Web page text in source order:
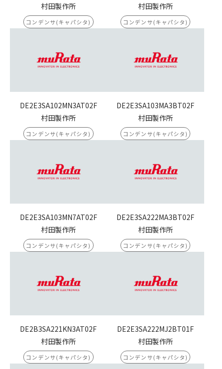
村田製作所
コンデンサ(キャパシタ)
村田製作所
コンデンサ(キャパシタ)
DE2E3SA102MN3AT02F
村田製作所
コンデンサ(キャパシタ)
DE2E3SA103MA3BT02F
村田製作所
コンデンサ(キャパシタ)
DE2E3SA103MN7AT02F
村田製作所
コンデンサ(キャパシタ)
DE2E3SA222MA3BT02F
村田製作所
コンデンサ(キャパシタ)
DE2B3SA221KN3AT02F
村田製作所
コンデンサ(キャパシタ)
DE2E3SA222MJ2BT01F
村田製作所
コンデンサ(キャパシタ)